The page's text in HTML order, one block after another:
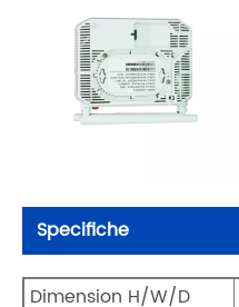
Specifiche
Dimension H/W/D